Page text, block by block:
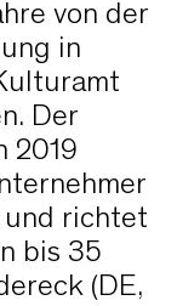
von der
in
Der
2019
und richtet
bis 35
(DE,